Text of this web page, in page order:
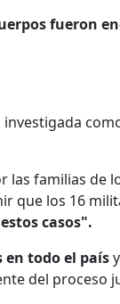
fueron
las familias de
que los 16
casos".
en todo el país
del proceso